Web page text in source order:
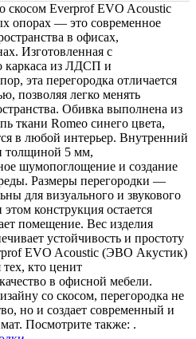
скосом Everprof EVO Acoustic
опорах — это современное
в офисах,
Изготовленная с
каркаса из ЛДСП и
эта перегородка отличается
позволяя легко менять
Обивка выполнена из
ткани Romeo синего цвета,
в любой интерьер. Внутренний
толщиной 5 мм,
шумопоглощение и создание
Размеры перегородки —
для визуального и звукового
конструкция остается
помещение. Вес изделия
устойчивость и простоту
EVO Acoustic (ЭВО Акустик)
кто ценит
в офисной мебели.
со скосом, перегородка не
но и создает современный и
Посмотрите также: .